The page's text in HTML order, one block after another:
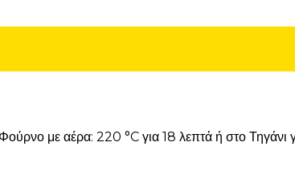
με αέρα: 220 °C για 18 λεπτά ή στο Τηγάνι